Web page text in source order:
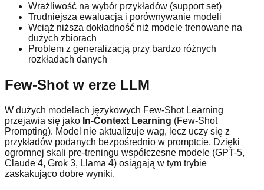
Wrażliwość na wybór przykładów (support set)
Trudniejsza ewaluacja i porównywanie modeli
Wciąż niższa dokładność niż modele trenowane na
dużych zbiorach
Problem z generalizacją przy bardzo różnych
rozkładach danych
Few-Shot w erze LLM
W dużych modelach językowych Few-Shot Learning
przejawia się jako In-Context Learning (Few-Shot
Prompting). Model nie aktualizuje wag, lecz uczy się z
przykładów podanych bezpośrednio w promptcie. Dzięki
ogromnej skali pre-treningu współczesne modele (GPT-5,
Claude 4, Grok 3, Llama 4) osiągają w tym trybie
zaskakująco dobre wyniki.